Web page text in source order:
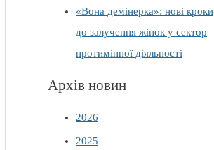
«Вона демінерка»: нові кроки
до залучення жінок у сектор
протимінної діяльності
Архів новин
2026
2025